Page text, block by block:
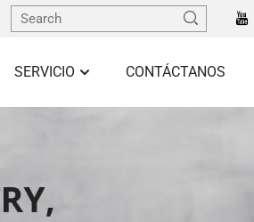
SERVICIO CONTÁCTANOS